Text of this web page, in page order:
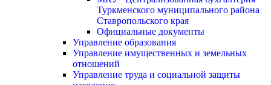
Туркменского муниципального района
Ставропольского края
Официальные документы
Управление образования
Управление имущественных и земельных
отношений
Управление труда и социальной защиты